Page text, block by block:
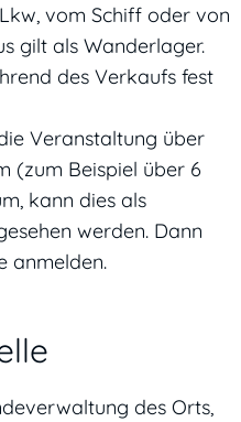
vom Schiff oder von
gilt als Wanderlager.
des Verkaufs fest
Veranstaltung über
(zum Beispiel über 6
kann dies als
werden. Dann
anmelden.
des Orts,